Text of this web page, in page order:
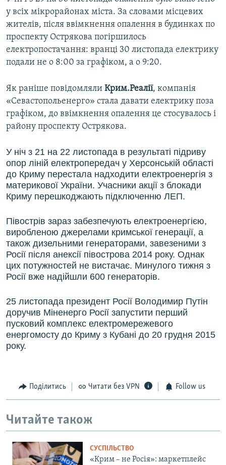
у всіх мікрорайонах міста. За словами місцевих
жителів, після ввімкнення опалення в будинках по
проспекту Острякова погіршилось
електропостачання: вранці 30 листопада електрику
подали не о 8:00 за графіком, а о 9:20.
Як раніше повідомляли Крим.Реалії, компанія
«Севастопольенерго» стала давати електрику поза
графіком, до ввімкнення опалення це стосувалось і
району проспекту Острякова.
У ніч з 21 на 22 листопада в результаті підриву
опор ліній електропередач у Херсонській області
до Криму перестала надходити електроенергія з
материкової України. Учасники акції з блокади
Криму перешкоджають підключенню ЛЕП.
Півострів зараз забезпечують електроенергією,
виробленою джерелами кримської генерації, а
також дизельними генераторами, завезеними з
Росії після анексії півострова 2014 року. Однак
цих потужностей не вистачає. Минулого тижня з
Росії вже надійшли 600 генераторів.
25 листопада президент Росії Володимир Путін
доручив Міненерго Росії запустити перший
пусковий комплекс електромережевого
енергомосту до Криму з Кубані до 20 грудня 2015
року.
Поділитись Читати без VPN Follow us
Читайте також
СУСПІЛЬСТВО
«Крим – не Росія»: маркетплейс